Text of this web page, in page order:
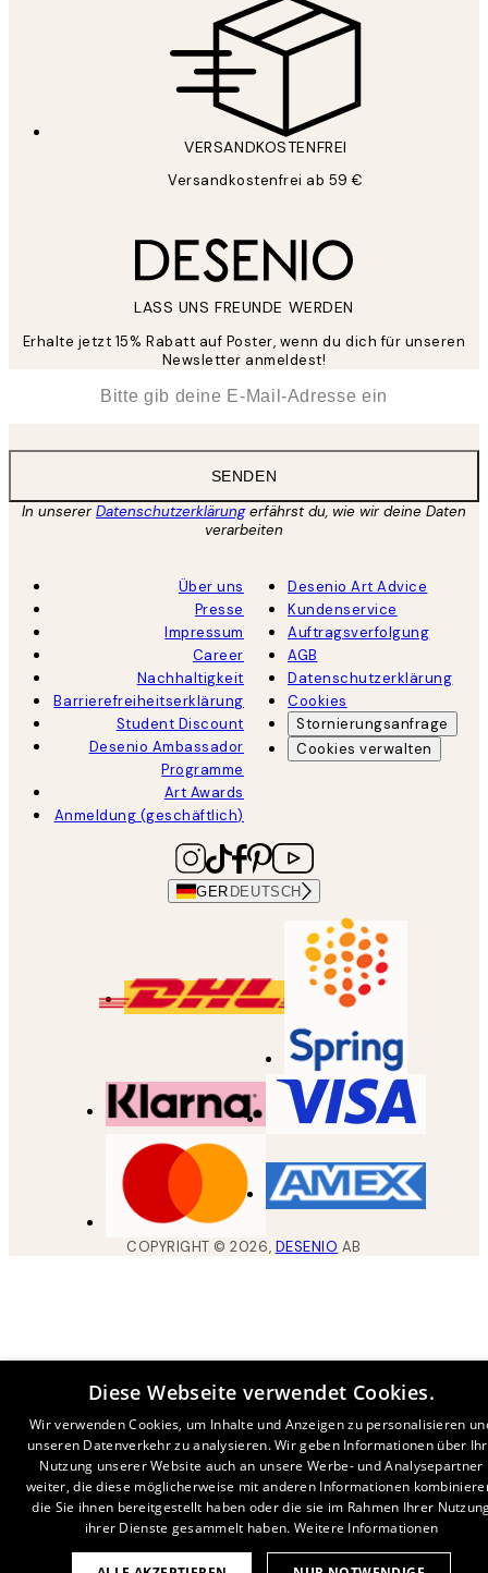
VERSANDKOSTENFREI
Versandkostenfrei ab 59 €
LASS UNS FREUNDE WERDEN
Erhalte jetzt 15% Rabatt auf Poster, wenn du dich für unseren
Newsletter anmeldest!
SENDEN
In unsererDatenschutzerklärungerfährst du, wie wir deine Daten
verarbeiten
Über uns
Presse
Impressum
Career
Nachhaltigkeit
Barrierefreiheitserklärung
Student Discount
Desenio Ambassador
Programme
Art Awards
Anmeldung (geschäftlich)
Desenio Art Advice
Kundenservice
Auftragsverfolgung
AGB
Datenschutzerklärung
Cookies
Stornierungsanfrage
Cookies verwalten
GER DEUTSCH
COPYRIGHT ©2026, DESENIO AB
Diese Webseite verwendet Cookies.
Wir verwenden Cookies, um Inhalte und Anzeigen zu personalisieren
unseren Datenverkehr zu analysieren. Wir geben Informationen über
Nutzung unserer Website auch an unsere Werbe- und Analysepartner
weiter, die diese möglicherweise mit anderen Informationen
die Sie ihnen bereitgestellt haben oder die sie im Rahmen Ihrer
ihrer Dienste gesammelt haben. Weitere Informationen